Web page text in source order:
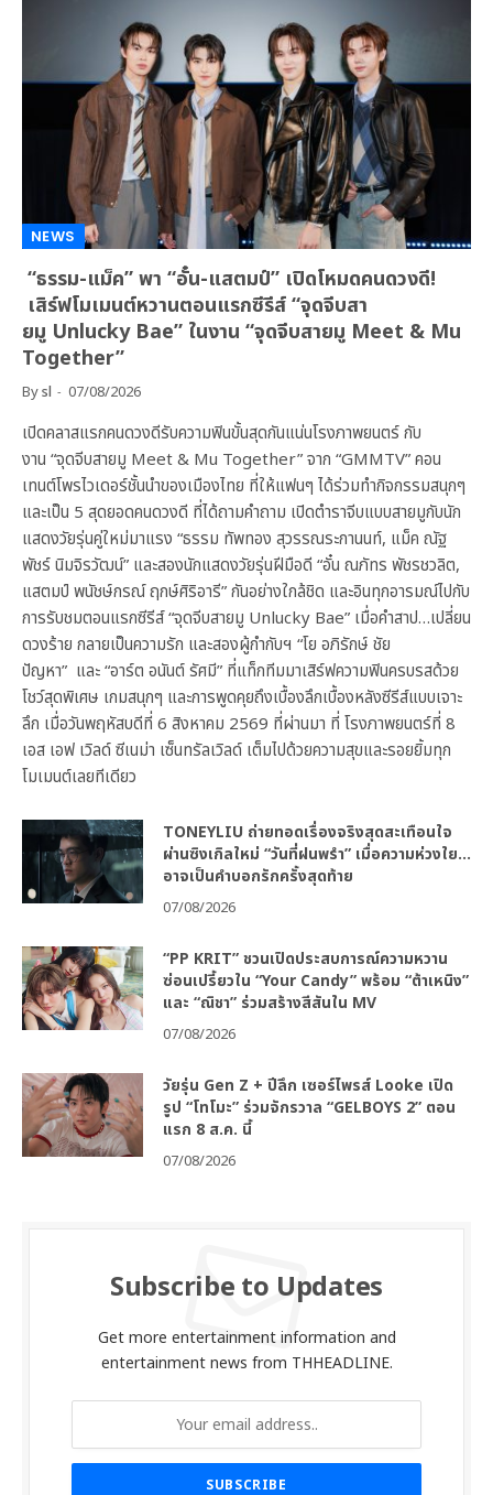
NEWS
“ธรรม-แม็ค” พา “อั๋น-แสตมป์” เปิดโหมดคนดวงดี!
เสิร์ฟโมเมนต์หวานตอนแรกซีรีส์ “จุดจีบสา
ยมู Unlucky Bae” ในงาน “จุดจีบสายมู Meet & Mu
Together”
Bysl 07/08/2026
เปิดคลาสแรกคนดวงดีรับความฟินขั้นสุดกันแน่นโรงภาพยนตร์ กับ
งาน “จุดจีบสายมู Meet & Mu Together” จาก “GMMTV” คอน
เทนต์โพรไวเดอร์ชั้นนำของเมืองไทย ที่ให้แฟนๆ ได้ร่วมทำกิจกรรมสนุกๆ
และเป็น 5 สุดยอดคนดวงดี ที่ได้ถามคำถาม เปิดตำราจีบแบบสายมูกับนัก
แสดงวัยรุ่นคู่ใหม่มาแรง “ธรรม ทัพทอง สุวรรณระกานนท์, แม็ค ณัฐ
พัชร์ นิมจิรวัฒน์” และสองนักแสดงวัยรุ่นฝีมือดี “อั๋น ณภัทร พัชรชวลิต,
แสตมป์ พนัชษ์กรณ์ ฤกษ์ศิริอารี” กันอย่างใกล้ชิด และอินทุกอารมณ์ไปกับ
การรับชมตอนแรกซีรีส์ “จุดจีบสายมู Unlucky Bae” เมื่อคำสาป…เปลี่ยน
ดวงร้าย กลายเป็นความรัก และสองผู้กำกับฯ “โย อภิรักษ์ ชัย
ปัญหา” และ “อาร์ต อนันต์ รัศมี” ที่แท็กทีมมาเสิร์ฟความฟินครบรสด้วย
โชว์สุดพิเศษ เกมสนุกๆ และการพูดคุยถึงเบื้องลึกเบื้องหลังซีรีส์แบบเจาะ
ลึก เมื่อวันพฤหัสบดีที่ 6 สิงหาคม 2569 ที่ผ่านมา ที่ โรงภาพยนตร์ที่ 8
เอส เอฟ เวิลด์ ซีเนม่า เซ็นทรัลเวิลด์ เต็มไปด้วยความสุขและรอยยิ้มทุก
โมเมนต์เลยทีเดียว
TONEYLIU ถ่ายทอดเรื่องจริงสุดสะเทือนใจ
ผ่านซิงเกิลใหม่ “วันที่ฝนพรำ” เมื่อความห่วงใย…
อาจเป็นคำบอกรักครั้งสุดท้าย
07/08/2026
“PP KRIT” ชวนเปิดประสบการณ์ความหวาน
ซ่อนเปรี้ยวใน “Your Candy” พร้อม “ต้าเหนิง”
และ “ณิชา” ร่วมสร้างสีสันใน MV
07/08/2026
วัยรุ่น Gen Z + ปีลึก เซอร์ไพรส์ Looke เปิด
รูป “โทโมะ” ร่วมจักรวาล “GELBOYS 2” ตอน
แรก 8 ส.ค. นี้
07/08/2026
Subscribe to Updates
Get more entertainment information and
entertainment news from THHEADLINE.